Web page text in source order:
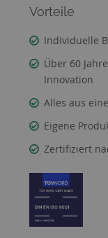
Vorteile
Individuelle
Über 60
Innovation
Alles aus
Eigene
Zertifiziert